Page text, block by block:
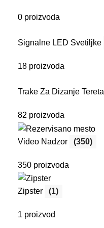
0 proizvoda
Signalne LED Svetiljke
18 proizvoda
Trake Za Dizanje Tereta
82 proizvoda
Video Nadzor (350)
350 proizvoda
Zipster (1)
1 proizvod